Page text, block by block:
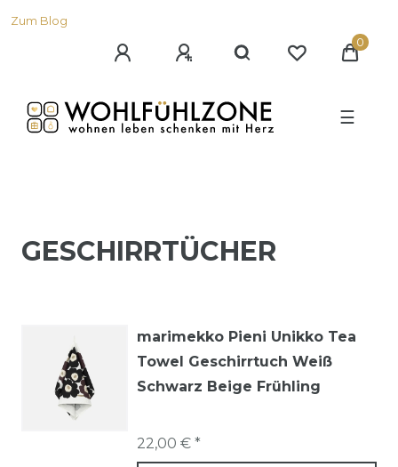
Zum Blog
0
☰
GESCHIRRTÜCHER
marimekko Pieni Unikko Tea
Towel Geschirrtuch Weiß
Schwarz Beige Frühling
22,00 € *